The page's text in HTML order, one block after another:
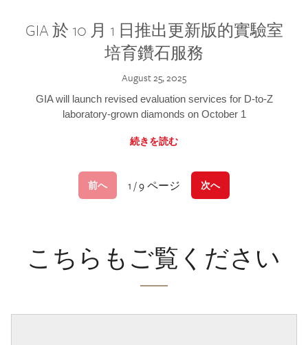
GIA 於 10 月 1 日推出更新版的實驗室
培育鑽石服務
August 25, 2025
GIA will launch revised evaluation services for D-to-Z
laboratory-grown diamonds on October 1
続きを読む
前へ 1 / 9 ページ 次へ
こちらもご覧ください